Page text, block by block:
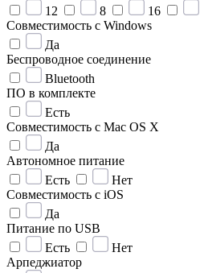
12
8 16
Совместимость с Windows
Да
Беспроводное соединение
Bluetooth
ПО в комплекте
Есть
Совместимость с Mac OS X
Да
Автономное питание
Есть
Нет
Совместимость с iOS
Да
Питание по USB
Есть
Нет
Арпеджиатор